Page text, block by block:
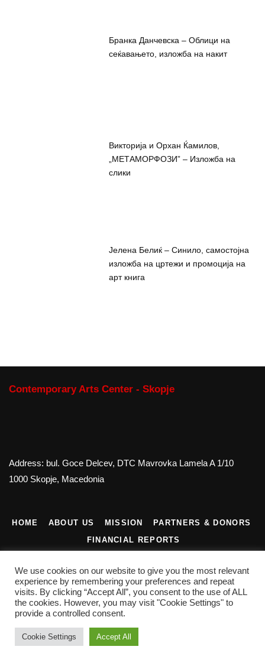
Бранка Данчевска – Облици на
сеќавањето, изложба на накит
Викторија и Орхан Ќамилов,
„МЕТАМОРФОЗИ” – Изложба на
слики
Јелена Белиќ – Синило, самостојна
изложба на цртежи и промоција на
арт книга
Contemporary Arts Center - Skopje
Address: bul. Goce Delcev, DTC Mavrovka Lamela A 1/10
1000 Skopje, Macedonia
HOME ABOUT US MISSION
PARTNERS & DONORS
FINANCIAL REPORTS
©2022 Contemporary Art Center. All Rights Reserved
Privacy Policy
We use cookies on our website to give you the most relevant
experience by remembering your preferences and repeat
visits. By clicking “Accept All”, you consent to the use of ALL
the cookies. However, you may visit "Cookie Settings" to
provide a controlled consent.
Cookie Settings Accept All